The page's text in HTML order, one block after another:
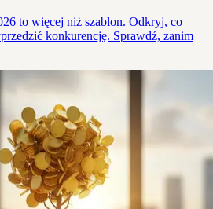
to więcej niż szablon. Odkryj, co
konkurencję. Sprawdź, zanim